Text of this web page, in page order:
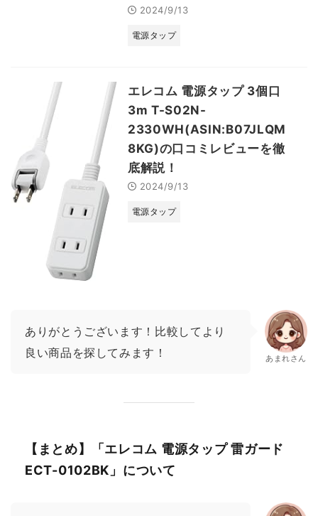
2024/9/13
電源タップ
エレコム 電源タップ 3個口
3m T-S02N-
2330WH(ASIN:B07JLQM
8KG)の口コミレビューを徹
底解説！
2024/9/13
電源タップ
ありがとうございます！比較してより
良い商品を探してみます！
あまれさん
【まとめ】「エレコム 電源タップ 雷ガード
ECT-0102BK」について